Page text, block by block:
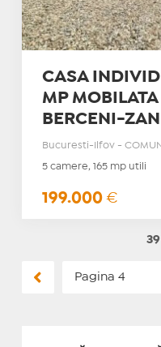
CASA
MP
BERCENI-
Bucuresti-Ilfov -
5 camere, 165 mp utili
199.000 €